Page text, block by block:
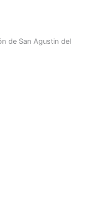
de San Agustin del